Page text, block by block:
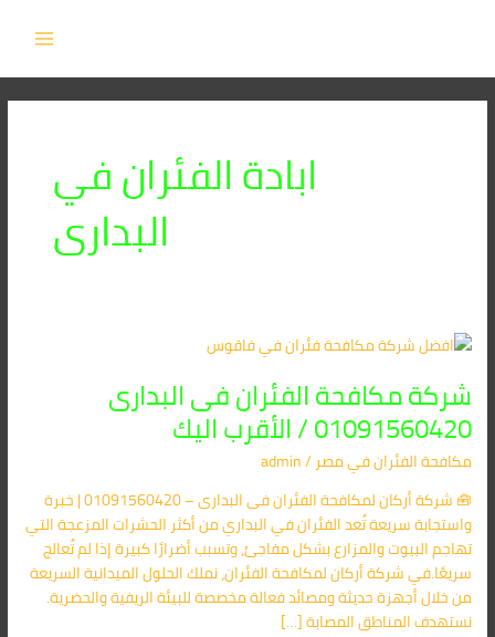
ابادة الفئران في
البدارى
شركة مكافحة الفئران فى البدارى
01091560420 / الأقرب اليك
مكافحة الفئران​ في مصر/
admin
🧰 شركة أركان لمكافحة الفئران فى البدارى – 01091560420 | خبرة
واستجابة سريعة تُعد الفئران في البداري من أكثر الحشرات المزعجة التي
تهاجم البيوت والمزارع بشكل مفاجئ، وتسبب أضرارًا كبيرة إذا لم تُعالج
سريعًا.في شركة أركان لمكافحة الفئران، نملك الحلول الميدانية السريعة
من خلال أجهزة حديثة ومصائد فعالة مخصصة للبيئة الريفية والحضرية.
نستهدف المناطق المصابة […]
شركة
الفئران
فى
البدارى
01091560420
/
الأقرب
اليك